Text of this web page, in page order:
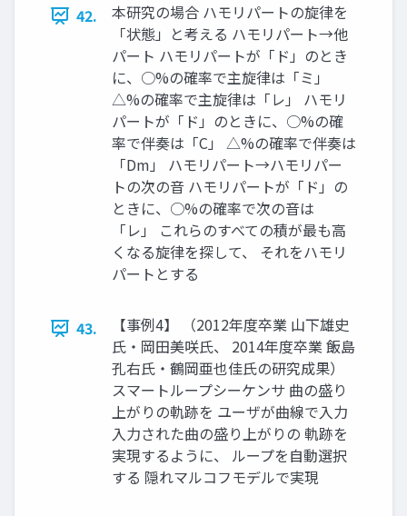
42.
本研究の場合 ハモリパートの旋律を
「状態」と考える ハモリパート→他
パート ハモリパートが「ド」のとき
に、○%の確率で主旋律は「ミ」
△%の確率で主旋律は「レ」 ハモリ
パートが「ド」のときに、○%の確
率で伴奏は「C」 △%の確率で伴奏は
「Dm」 ハモリパート→ハモリパー
トの次の音 ハモリパートが「ド」の
ときに、○%の確率で次の音は
「レ」 これらのすべての積が最も高
くなる旋律を探して、 それをハモリ
パートとする
43.
【事例4】 （2012年度卒業 山下雄史
氏・岡田美咲氏、 2014年度卒業 飯島
孔右氏・鶴岡亜也佳氏の研究成果）
スマートループシーケンサ 曲の盛り
上がりの軌跡を ユーザが曲線で入力
入力された曲の盛り上がりの 軌跡を
実現するように、 ループを自動選択
する 隠れマルコフモデルで実現